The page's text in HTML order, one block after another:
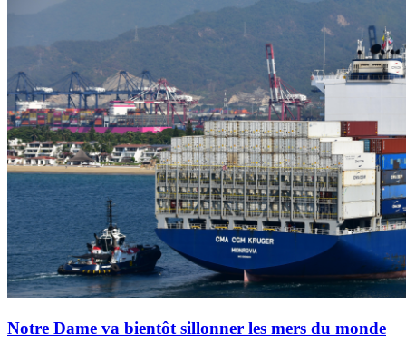
Notre Dame va bientôt sillonner les mers du monde